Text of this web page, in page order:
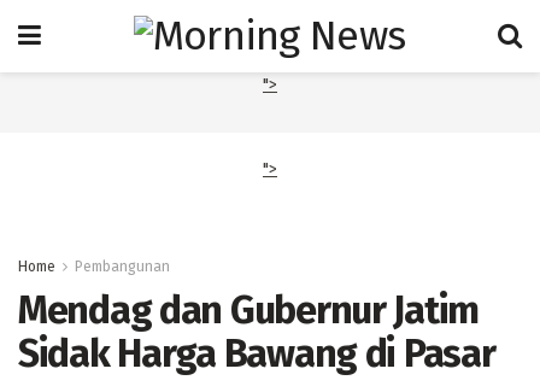
">
">
Home Pembangunan
Mendag dan Gubernur Jatim
Sidak Harga Bawang di Pasar